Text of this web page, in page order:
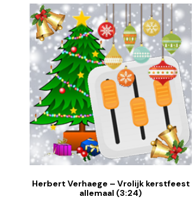
Herbert Verhaege – Vrolijk kerstfeest
allemaal (3:24)